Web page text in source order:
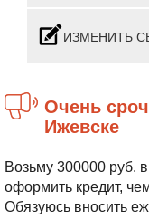
ИЗМЕНИТЬ
Очень срочно нужны 300000 руб. в
Ижевске
Возьму 300000 руб.
оформить кредит,
Обязуюсь вносить